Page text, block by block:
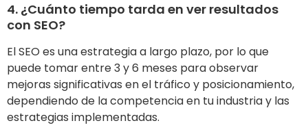
4. ¿Cuánto tiempo tarda en ver resultados
con SEO?
El SEO es una estrategia a largo plazo, por lo que
puede tomar entre 3 y 6 meses para observar
mejoras significativas en el tráfico y posicionamiento,
dependiendo de la competencia en tu industria y las
estrategias implementadas.